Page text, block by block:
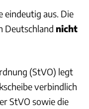
aus. Die
Deutschland nicht
(StVO) legt
verbindlich
StVO sowie die